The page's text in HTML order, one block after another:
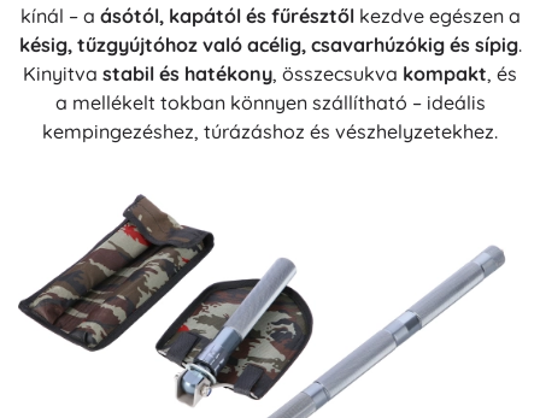
kínál – a ásótól, kapától és fűrésztőlkezdve egészen a
késig, tűzgyújtóhoz való acélig, csavarhúzókig és sípig.
Kinyitva stabil és hatékony, összecsukva kompakt, és
a mellékelt tokban könnyen szállítható – ideális
kempingezéshez, túrázáshoz és vészhelyzetekhez.